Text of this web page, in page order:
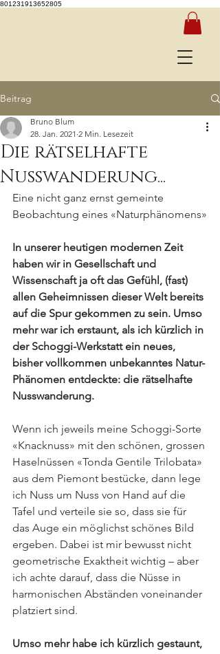
801231913652805
Beitrag
Die rätselhafte
Nusswanderung...
Bruno Blum
28. Jan. 2021 2 Min. Lesezeit
Eine nicht ganz ernst gemeinte
Beobachtung eines «Naturphänomens»
In unserer heutigen modernen Zeit
haben wir in Gesellschaft und
Wissenschaft ja oft das Gefühl, (fast)
allen Geheimnissen dieser Welt bereits
auf die Spur gekommen zu sein. Umso
mehr war ich erstaunt, als ich kürzlich in
der Schoggi-Werkstatt ein neues,
bisher vollkommen unbekanntes Natur-
Phänomen entdeckte: die rätselhafte
Nusswanderung.
Wenn ich jeweils meine Schoggi-Sorte
«Knacknuss» mit den schönen, grossen
Haselnüssen «Tonda Gentile Trilobata»
aus dem Piemont bestücke, dann lege
ich Nuss um Nuss von Hand auf die
Tafel und verteile sie so, dass sie für
das Auge ein möglichst schönes Bild
ergeben. Dabei ist mir bewusst nicht
geometrische Exaktheit wichtig – aber
ich achte darauf, dass die Nüsse in
harmonischen Abständen voneinander
platziert sind.
Umso mehr habe ich kürzlich gestaunt,